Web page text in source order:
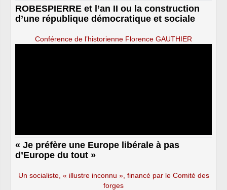
ROBESPIERRE et l’an II ou la construction
d’une république démocratique et sociale
Conférence de l’historienne Florence GAUTHIER
« Je préfère une Europe libérale à pas
d’Europe du tout »
Un socialiste, « illustre inconnu », financé par le Comité des
forges